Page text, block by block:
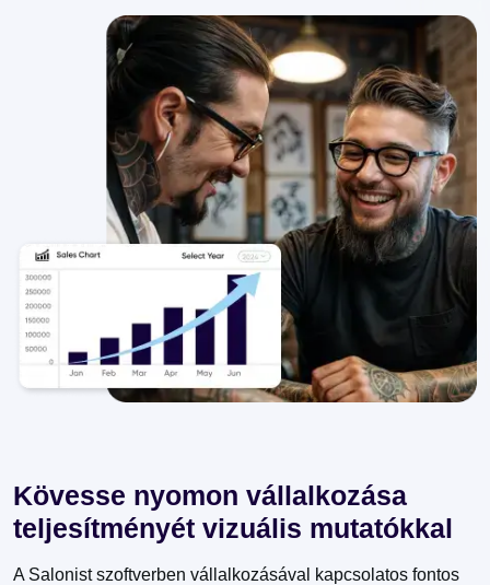
Kövesse nyomon vállalkozása
teljesítményét vizuális mutatókkal
A Salonist szoftverben vállalkozásával kapcsolatos fontos